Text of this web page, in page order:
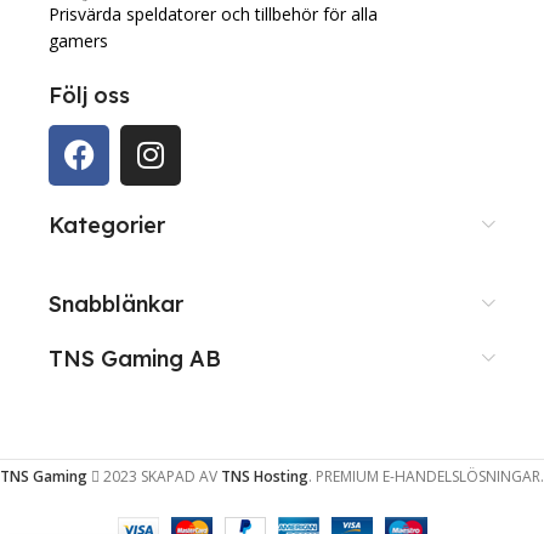
Prisvärda speldatorer och tillbehör för alla
gamers
Följ oss
Kategorier
Snabblänkar
TNS Gaming AB
TNS Gaming 2023 SKAPAD AV TNS Hosting. PREMIUM E-HANDELSLÖSNINGAR.